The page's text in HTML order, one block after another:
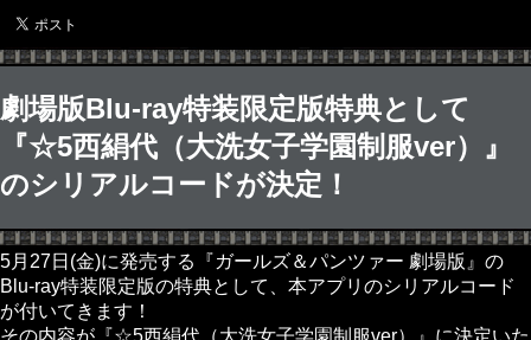
劇場版Blu-ray特装限定版特典として
『☆5西絹代（大洗女子学園制服ver）』
のシリアルコードが決定！
5月27日(金)に発売する『ガールズ＆パンツァー 劇場版』の
Blu-ray特装限定版の特典として、本アプリのシリアルコード
が付いてきます！